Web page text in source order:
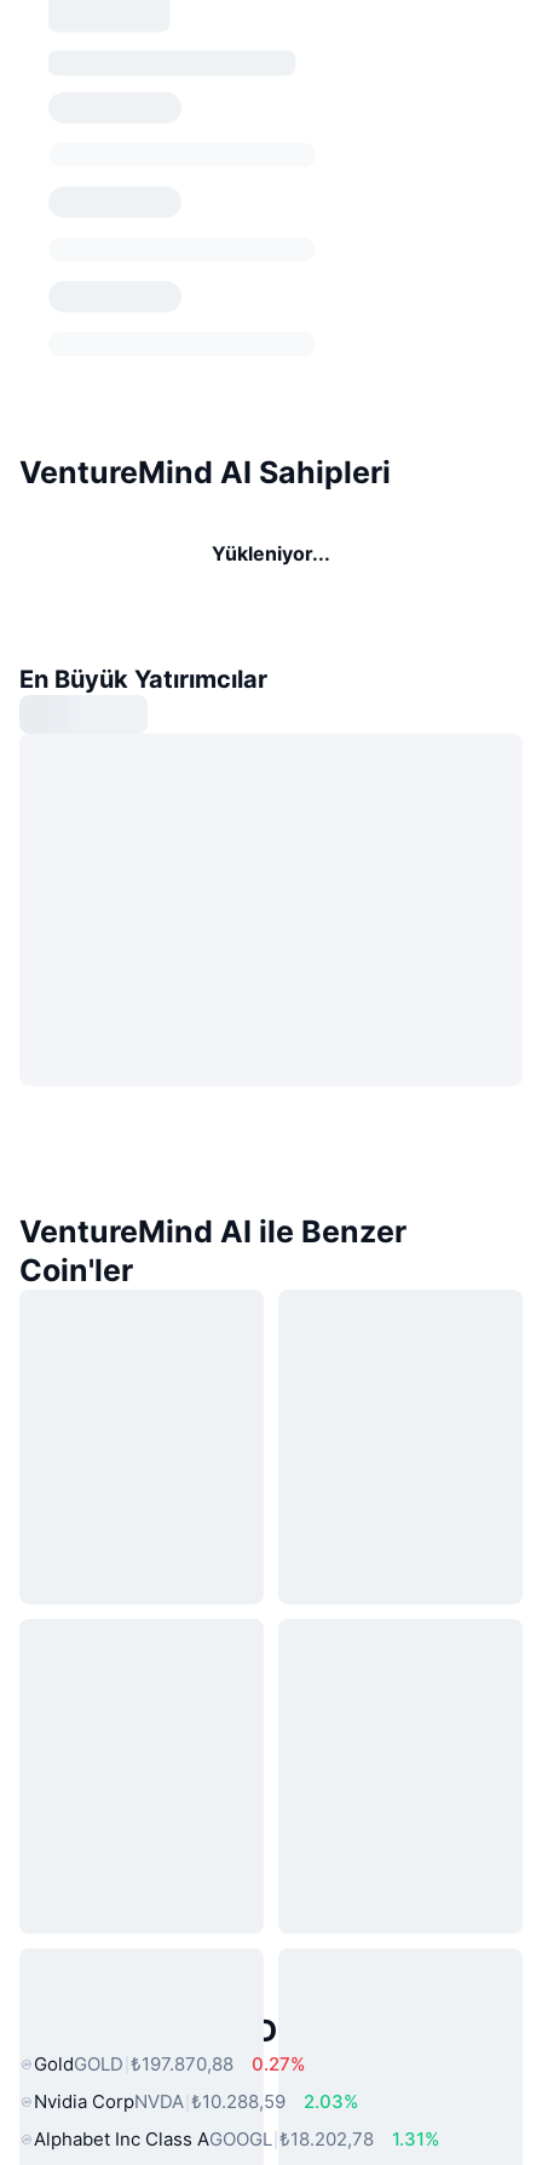
VentureMind AI Sahipleri
Yükleniyor...
En Büyük Yatırımcılar
VentureMind AI ile Benzer
Coin'ler
Popüler Gerçek Dünya Varlıkları
GoldGOLD ₺197.870,88
0.27%
Nvidia CorpNVDA ₺10.288,59
2.03%
Alphabet Inc Class AGOOGL ₺18.202,78 1.31%